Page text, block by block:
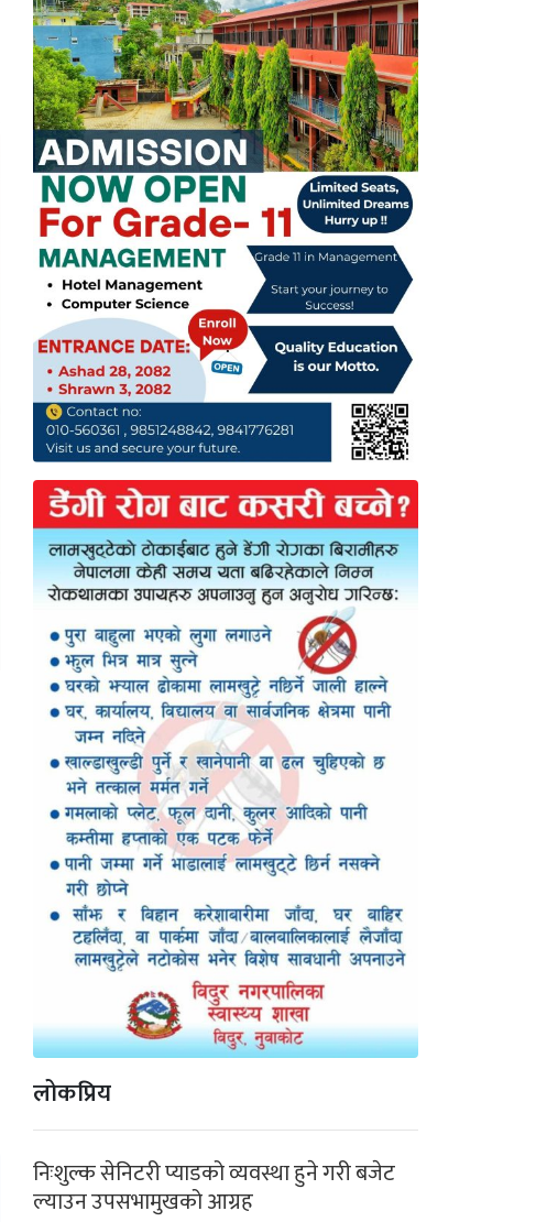
लोकप्रिय
निःशुल्क सेनिटरी प्याडको व्यवस्था हुने गरी बजेट
ल्याउन उपसभामुखको आग्रह